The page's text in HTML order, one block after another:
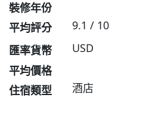
裝修年份
平均評分
9.1 / 10
匯率貨幣
USD
平均價格
住宿類型
酒店